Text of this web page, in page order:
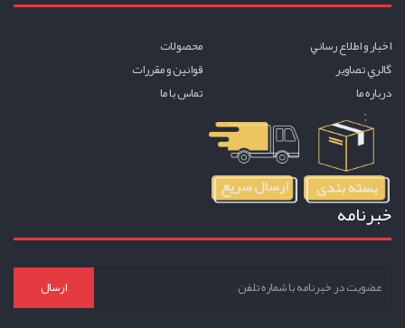
اخبار و اطلاع رساني
محصولات
گالري تصاوير
قوانين و مقررات
درباره ما
تماس با ما
خبرنامه
ارسال